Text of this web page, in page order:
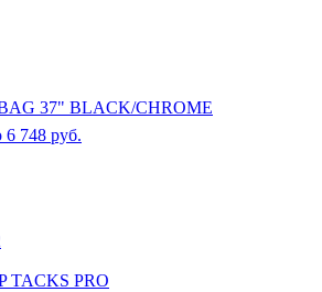
37" BLACK/CHROME
6 748 руб.
TACKS PRO